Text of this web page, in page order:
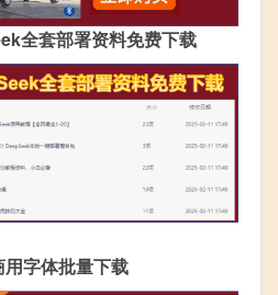
全套部署资料免费下载
字体批量下载